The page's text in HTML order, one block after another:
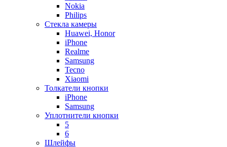
Nokia
Philips
Стекла камеры
Huawei, Honor
iPhone
Realme
Samsung
Tecno
Xiaomi
Толкатели кнопки
iPhone
Samsung
Уплотнители кнопки
5
6
Шлейфы